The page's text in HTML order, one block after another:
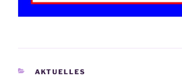
KATEGORIEN
AKTUELLES